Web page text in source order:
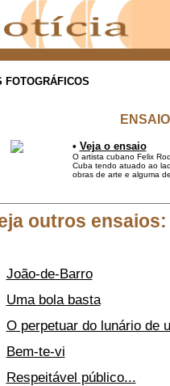
FOTOGRÁFICOS
• Veja o ensaio
O artista cubano Felix
Cuba tendo atuado ao
obras de arte e alguma
outros ensaios:
João-de-Barro
Uma bola basta
O perpetuar do lunário de
Bem-te-vi
Respeitável público...